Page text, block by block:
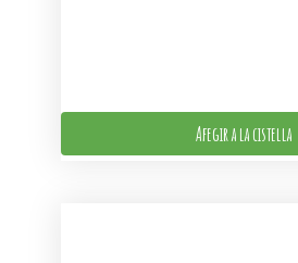
Afegir a la cistella